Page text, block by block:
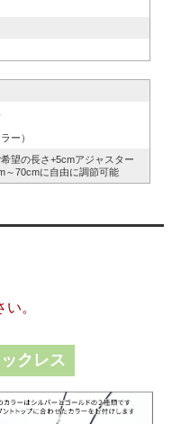
ー）
望の長さ+5cmアジャスター
～70cmに自由に調節可能
。
クレス